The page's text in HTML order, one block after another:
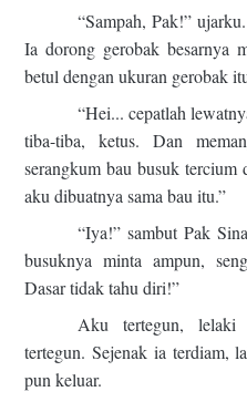
“Sampah, Pak!”
Ia dorong gerobak besarnya
betul dengan ukuran gerobak
“Hei... cepatlah
tiba-tiba, ketus. Dan
serangkum bau busuk tercium
aku dibuatnya sama bau itu.”
“Iya!” sambut Pak
busuknya minta ampun,
Dasar tidak tahu diri!”
Aku tertegun, lelaki
tertegun. Sejenak ia terdiam,
pun keluar.